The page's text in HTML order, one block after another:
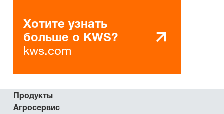
Хотите узнать
больше о KWS?
kws.com
Продукты
Агросервис